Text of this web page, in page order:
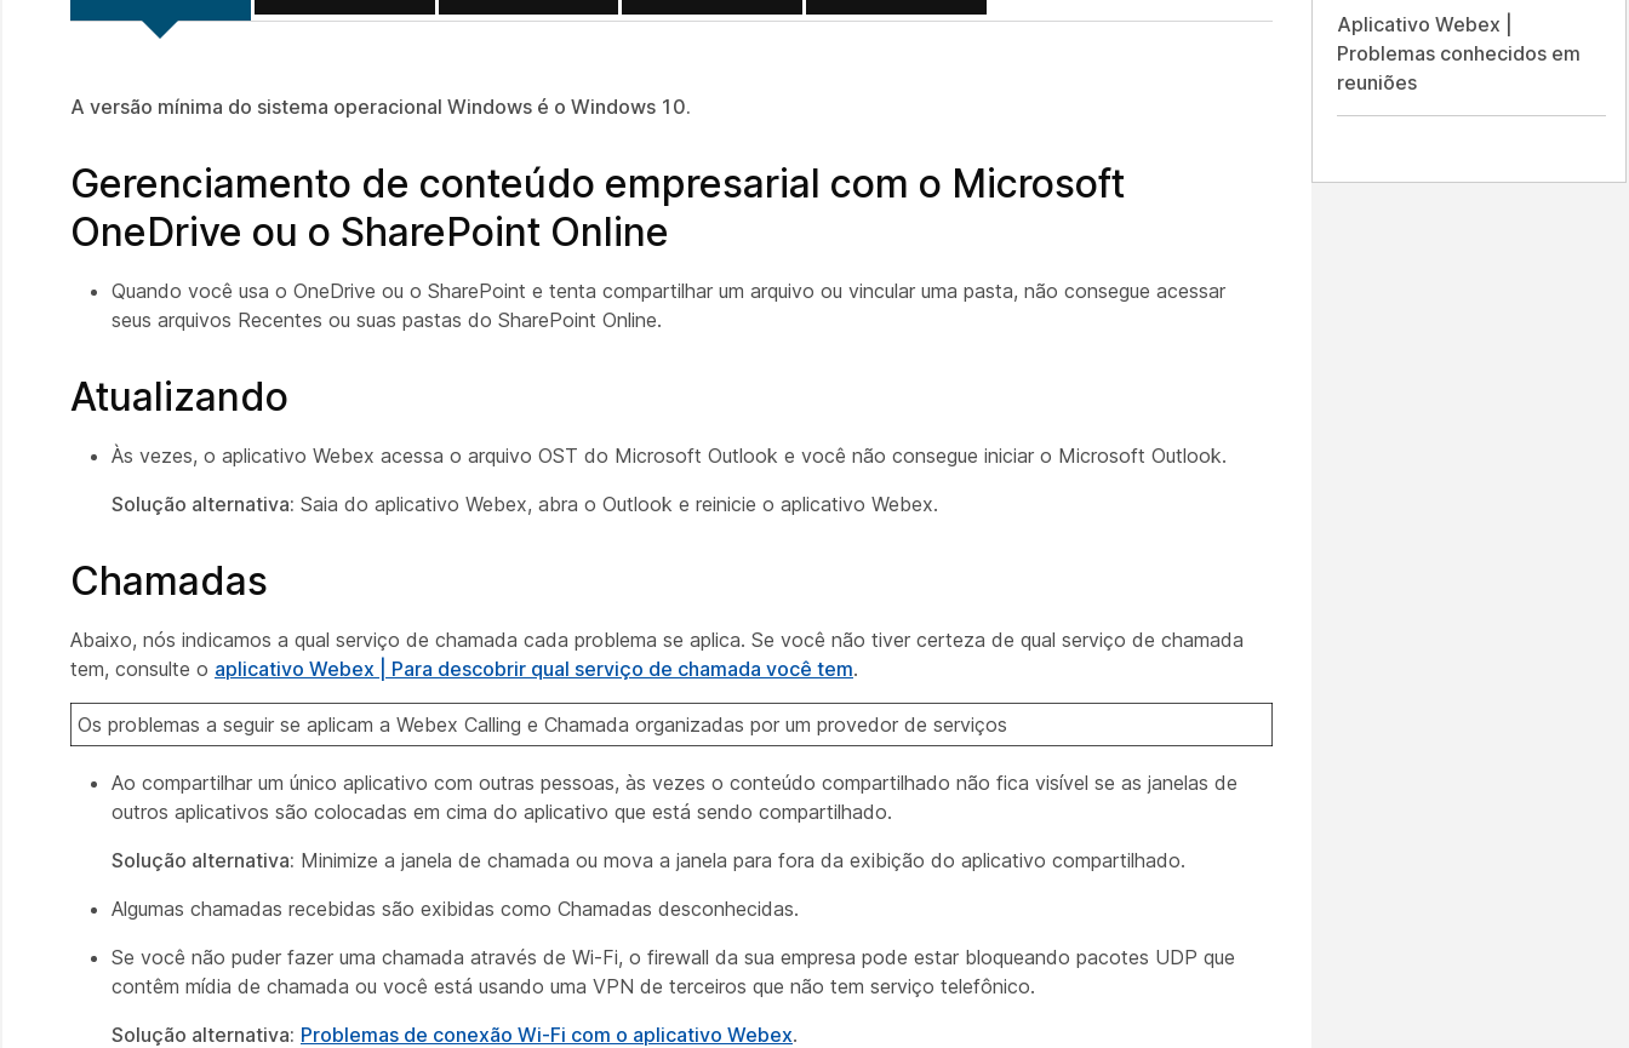
A versão mínima do sistema operacional Windows é o Windows 10.
Gerenciamento de conteúdo empresarial com o Microsoft
OneDrive ou o SharePoint Online
Quando você usa o OneDrive ou o SharePoint e tenta compartilhar um arquivo ou vincular uma pasta, não consegue acessar
seus arquivos Recentes ou suas pastas do SharePoint Online.
Atualizando
Às vezes, o aplicativo Webex acessa o arquivo OST do Microsoft Outlook e você não consegue iniciar o Microsoft Outlook.
Solução alternativa: Saia do aplicativo Webex, abra o Outlook e reinicie o aplicativo Webex.
Chamadas
Abaixo, nós indicamos a qual serviço de chamada cada problema se aplica. Se você não tiver certeza de qual serviço de chamada
tem, consulte o aplicativo Webex | Para descobrir qual serviço de chamada você tem.
Os problemas a seguir se aplicam a Webex Calling e Chamada organizadas por um provedor de serviços
Ao compartilhar um único aplicativo com outras pessoas, às vezes o conteúdo compartilhado não fica visível se as janelas de
outros aplicativos são colocadas em cima do aplicativo que está sendo compartilhado.
Solução alternativa: Minimize a janela de chamada ou mova a janela para fora da exibição do aplicativo compartilhado.
Algumas chamadas recebidas são exibidas como Chamadas desconhecidas.
Se você não puder fazer uma chamada através de Wi-Fi, o firewall da sua empresa pode estar bloqueando pacotes UDP que
contêm mídia de chamada ou você está usando uma VPN de terceiros que não tem serviço telefônico.
Solução alternativa: Problemas de conexão Wi-Fi com o aplicativo Webex.
Aplicativo Webex |
Problemas conhecidos em
reuniões